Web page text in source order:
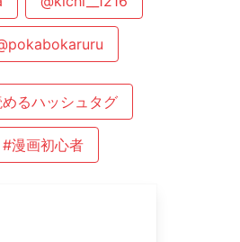
るハッシュタグ
#漫画初心者